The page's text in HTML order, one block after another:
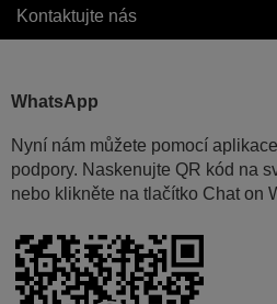
Kontaktujte nás
WhatsApp
Nyní nám můžete pomocí
podpory. Naskenujte QR kód na
nebo klikněte na tlačítko Chat on